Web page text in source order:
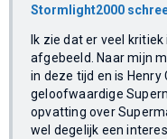
Stormlight2000
Ik zie dat er veel
afgebeeld. Naar mijn
in deze tijd en is
geloofwaardige
opvatting over
wel degelijk een